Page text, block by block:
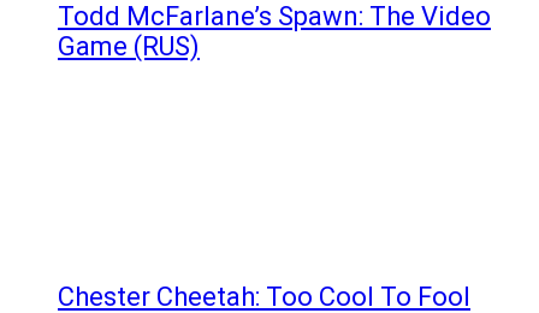
Todd McFarlane’s Spawn: The Video
Game (RUS)
Chester Cheetah: Too Cool To Fool